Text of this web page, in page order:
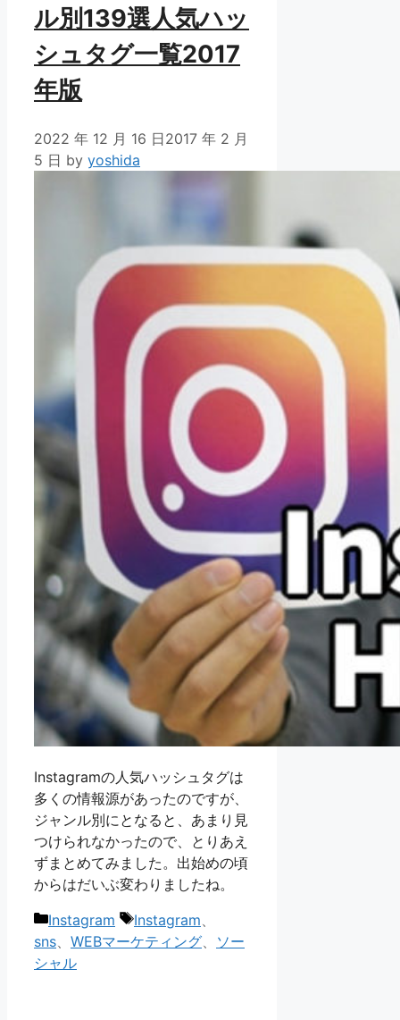
ル別139選人気ハッ
シュタグ一覧2017
年版
2022 年 12 月 16 日2017 年 2 月
5 日 by yoshida
Instagramの人気ハッシュタグは
多くの情報源があったのですが、
ジャンル別にとなると、あまり見
つけられなかったので、とりあえ
ずまとめてみました。出始めの頃
からはだいぶ変わりましたね。
カ
テ
ゴ
Instagram
タ
グ
Instagram、
sns、 WEBマーケティング、 ソー
シャル